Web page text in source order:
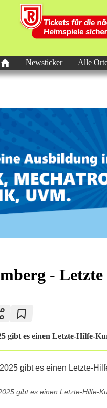
Newsticker Alle
-
gibt es einen Letzte-Hilfe-
gibt es einen Letzte-Hilfe-